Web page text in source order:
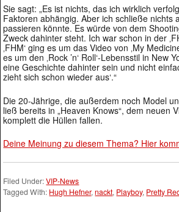
Sie sagt: „Es ist nichts, das ich wirklich
Faktoren abhängig. Aber ich schließe nichts
passieren könnte. Es würde von dem
Zweck dahinter steht. Ich war schon in der
‚FHM‘ ging es um das Video von ‚My
es um den ‚Rock ’n‘ Roll‘-Lebensstil in New
eine Geschichte dahinter sein und nicht
zieht sich schon wieder aus‘.“
Die 20-Jährige, die außerdem noch Model
ließ bereits in „Heaven Knows“, dem neuen
komplett die Hüllen fallen.
Deine Meinung zu diesem Thema? Hier
Filed Under:VIP-News
Tagged With: Hugh Hefner,nackt, Playboy, Pretty